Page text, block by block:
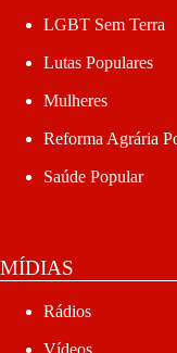
LGBT Sem Terra
Lutas Populares
Mulheres
Reforma Agrária
Saúde Popular
MÍDIAS
Rádios
Vídeos